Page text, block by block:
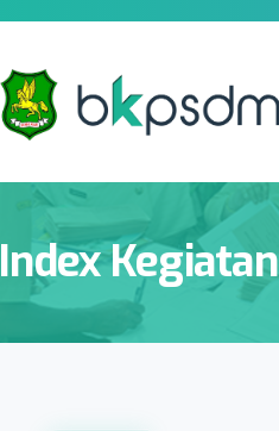
Index Kegiatan